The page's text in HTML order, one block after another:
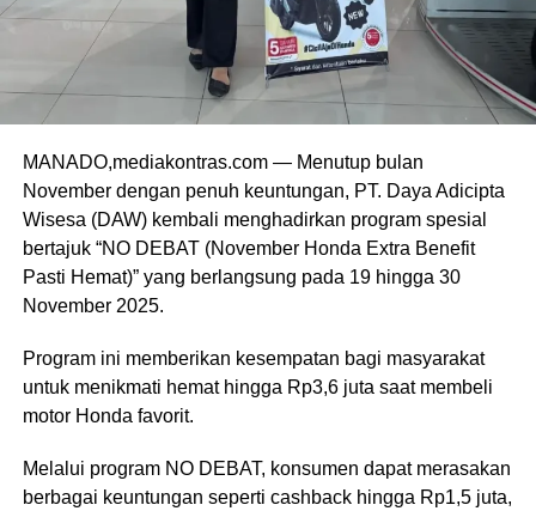
MANADO,mediakontras.com — Menutup bulan
November dengan penuh keuntungan, PT. Daya Adicipta
Wisesa (DAW) kembali menghadirkan program spesial
bertajuk “NO DEBAT (November Honda Extra Benefit
Pasti Hemat)” yang berlangsung pada 19 hingga 30
November 2025.
Program ini memberikan kesempatan bagi masyarakat
untuk menikmati hemat hingga Rp3,6 juta saat membeli
motor Honda favorit.
Melalui program NO DEBAT, konsumen dapat merasakan
berbagai keuntungan seperti cashback hingga Rp1,5 juta,